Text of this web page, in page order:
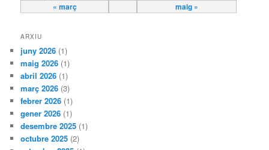
« març maig »
ARXIU
juny 2026 (1)
maig 2026 (1)
abril 2026 (1)
març 2026 (3)
febrer 2026 (1)
gener 2026 (1)
desembre 2025 (1)
octubre 2025 (2)